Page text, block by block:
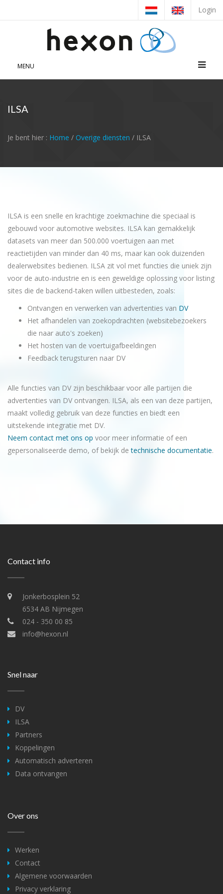
Login
MENU
ILSA
Je bent hier : Home / Overige diensten / ILSA
ILSA is een snelle en krachtige zoekmachine die speciaal is
gebouwd voor automotive websites. ILSA kan gemakkelijk
datasets van meer dan 500.000 voertuigen aan met
reactietijden van minder dan 40 ms, maar kan ook duizenden
dealerwebsites bedienen. ILSA zit vol met functies die uniek zijn
voor de auto-industrie en is een geweldige oplossing voor listing
sites die de backend-taken willen uitbesteden, zoals:
Ontvangen en verwerken van advertenties van DV
Het afhandelen van zoekopdrachten (websitebezoekers
die naar auto's zoeken)
Het hosten van de voertuigafbeeldingen
Feedback terugsturen naar DV
Alle functies van DV zijn beschikbaar voor alle partijen die
advertenties van DV ontvangen. ILSA, als een van deze partijen,
maakt volledig gebruik van deze functies en biedt een
uitstekende integratie met DV.
Neem contact met ons op voor meer informatie of een
gepersonaliseerde demo, of bekijk detechnische documentatie.
Contact info
Jonkerbosplein 52
6534 AB Nijmegen
024 - 350 00 85
info@hexon.nl
Snel naar
DV
ILSA
Partners
Koppelingen
Automatisch adverteren
Data ontvangen
Over ons
Werken
Contact
Algemene voorwaarden
Privacy verklaring